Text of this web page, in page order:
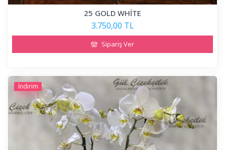
25 GOLD WHİTE
3.750,00 TL
Sipariş Ver
İndirim